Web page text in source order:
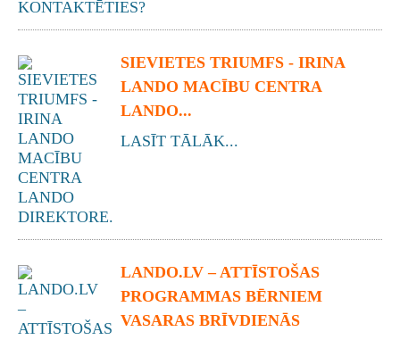
SIEVIETES TRIUMFS - IRINA
LANDO MACĪBU CENTRA
LANDO...
LASĪT TĀLĀK...
LANDO.LV – ATTĪSTOŠAS
PROGRAMMAS BĒRNIEM
VASARAS BRĪVDIENĀS